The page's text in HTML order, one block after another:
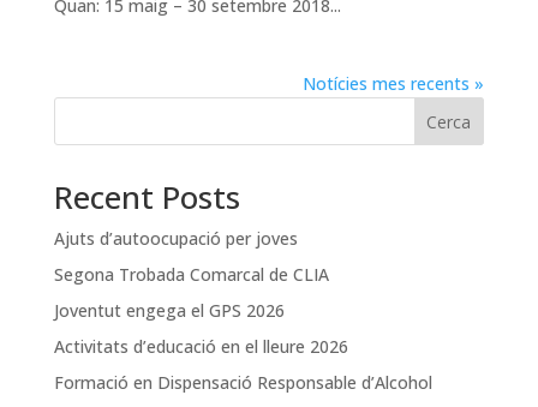
Quan: 15 maig – 30 setembre 2018...
Notícies mes recents »
Cerca
Recent Posts
Ajuts d’autoocupació per joves
Segona Trobada Comarcal de CLIA
Joventut engega el GPS 2026
Activitats d’educació en el lleure 2026
Formació en Dispensació Responsable d’Alcohol